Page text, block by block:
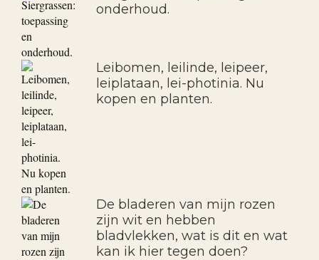
onderhoud.
Leibomen, leilinde, leipeer,
leiplataan, lei-photinia. Nu
kopen en planten.
De bladeren van mijn rozen
zijn wit en hebben
bladvlekken, wat is dit en wat
kan ik hier tegen doen?